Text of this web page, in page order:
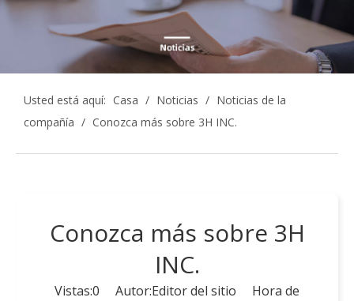
Usted está aquí: Casa / Noticias / Noticias de la
compañía / Conozca más sobre 3H INC.
Conozca más sobre 3H
INC.
Vistas:0 Autor:Editor del sitio Hora de